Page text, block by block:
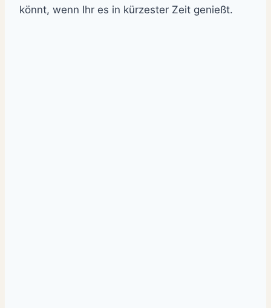
könnt, wenn Ihr es in kürzester Zeit genießt.